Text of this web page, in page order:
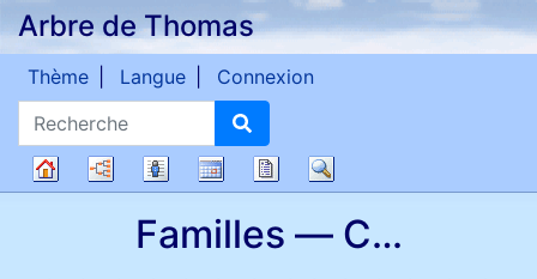
Passer au contenu
Arbre de Thomas
Recherche
Thème Langue Connexion
généalogique
Diagrammes
Listes CalendrierRapports
Familles — C…